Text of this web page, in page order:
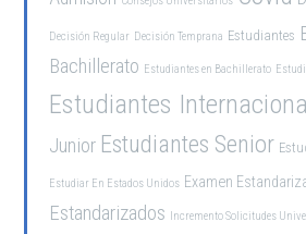
Decisión Regular Decisión Temprana Estudiantes
Bachillerato Estudiantes en Bachillerato
Estudiantes
Junior Estudiantes Senior
Estudiar En Estados Unidos Examen
Estandarizados Incremento Solicitudes